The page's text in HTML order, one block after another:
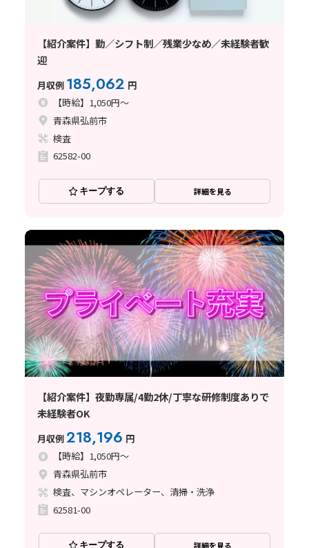
【紹介案件】勤／シフト制／残業少なめ／未経験者歓
迎
月収例 185,062 円
【時給】1,050円～
青森県弘前市
検査
62582-00
キープする 詳細を見る
【紹介案件】夜勤専属/4勤2休/丁寧な研修制度ありで
未経験者OK
月収例218,196 円
【時給】1,050円～
青森県弘前市
検査、マシンオペレーター、清掃・洗浄
62581-00
キープする 詳細を見る